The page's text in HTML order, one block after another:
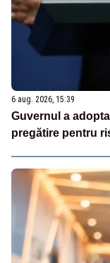
6 aug. 2026, 15:39
Guvernul a
pregătire pentru